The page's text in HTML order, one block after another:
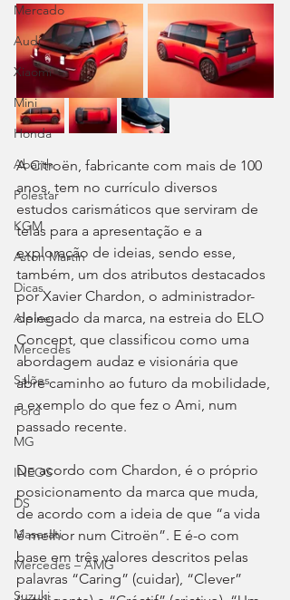
Mercado
Audi
Xiaomi
Mini
Honda
Abarth
Polestar
KGM
Aston Martin
Dicas
Alpine
Mercedes
Salões
Ford
MG
INEOS
DS
Maserati
Mercedes – AMG
Suzuki
A Citroën, fabricante com mais de 100
anos, tem no currículo diversos
estudos carismáticos que serviram de
telas para a apresentação e a
exploração de ideias, sendo esse,
também, um dos atributos destacados
por Xavier Chardon, o administrador-
delegado da marca, na estreia do ELO
Concept, que classificou como uma
abordagem audaz e visionária que
abre caminho ao futuro da mobilidade,
a exemplo do que fez o Ami, num
passado recente.
De acordo com Chardon, é o próprio
posicionamento da marca que muda,
de acordo com a ideia de que “a vida
é melhor num Citroën”. E é-o com
base em três valores descritos pelas
palavras “Caring” (cuidar), “Clever”